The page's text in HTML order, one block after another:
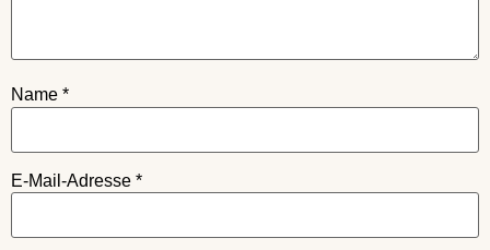
Name *
E-Mail-Adresse *